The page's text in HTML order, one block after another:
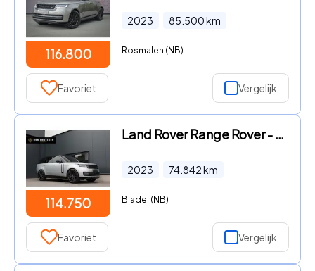
116.800
2023 85.500km
Rosmalen (NB)
Favoriet Vergelijk
114.750
Land Rover Range Rover - 3.0 P440e | ACC | 360 Cam | E.Treeplanken | E.Trekhaak 2500k
2023 74.842km
Bladel (NB)
Favoriet Vergelijk